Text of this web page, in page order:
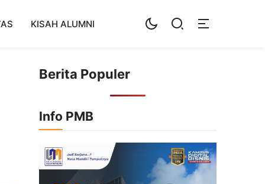
KISAH ALUMNI
Berita Populer
Info PMB